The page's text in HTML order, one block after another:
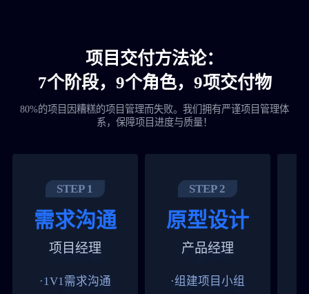
项目交付方法论：
7个阶段，9个角色，9项交付物
80%的项目因糟糕的项目管理而失败。我们拥有严谨项目管理体
系，保障项目进度与质量！
STEP 1
需求沟通
项目经理
·1V1需求沟通
STEP 2
原型设计
产品经理
·组建项目小组